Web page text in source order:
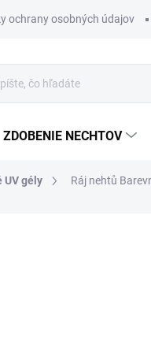
ochrany osobných údajov
ZDOBENIE NECHTOV
UV gély Ráj nehtů